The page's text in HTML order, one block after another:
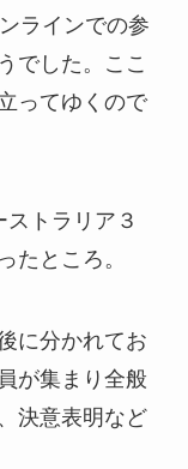
ラインでの参
でした。ここ
ってゆくので
トラリア３
たところ。
に分かれてお
が集まり全般
決意表明など